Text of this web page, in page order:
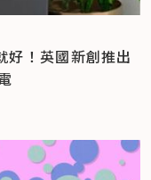
好！英國新創推出